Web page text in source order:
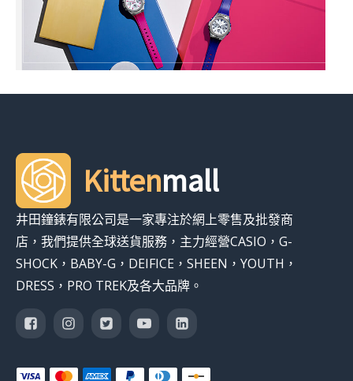
Kittenmall
井田鐘錶有限公司是一家專注於網上零售及批發商
店，我們提供全球送貨服務，主力經營CASIO，G-
SHOCK，BABY-G，DEIFICE，SHEEN，YOUTH，
DRESS，PRO TREK及各大品牌。